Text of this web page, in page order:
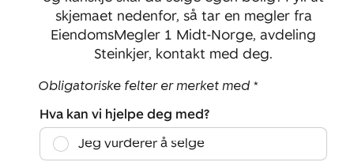
skjemaet nedenfor, så tar en megler fra
EiendomsMegler 1 Midt-Norge, avdeling
Steinkjer, kontakt med deg.
Obligatoriske felter er merket med *
Hva kan vi hjelpe deg med?
Jeg vurderer å selge